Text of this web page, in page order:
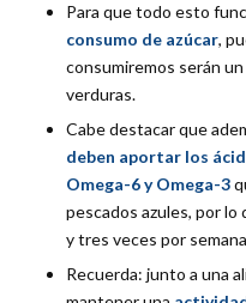
Para que todo esto
consumo de azúcar,
consumiremos serán
verduras.
Cabe destacar que
deben aportar los
Omega-6 y Omega-3
pescados azules, por
y tres veces por
Recuerda: junto a una